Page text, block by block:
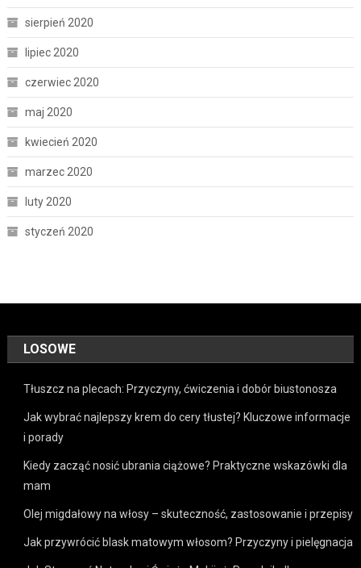
sierpień 2020
lipiec 2020
czerwiec 2020
maj 2020
kwiecień 2020
marzec 2020
luty 2020
styczeń 2020
LOSOWE
Tłuszcz na plecach: Przyczyny, ćwiczenia i dobór biustonosza
Jak wybrać najlepszy krem do cery tłustej? Kluczowe informacje
i porady
Kiedy zacząć nosić ubrania ciążowe? Praktyczne wskazówki dla
mam
Olej migdałowy na włosy – skuteczność, zastosowanie i przepisy
Jak przywrócić blask matowym włosom? Przyczyny i pielęgnacja